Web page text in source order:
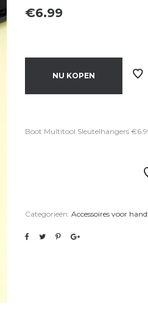
€6.99
NU KOPEN
Boot Multitool Sleutelhangers
Categorieën: Accessoires voor